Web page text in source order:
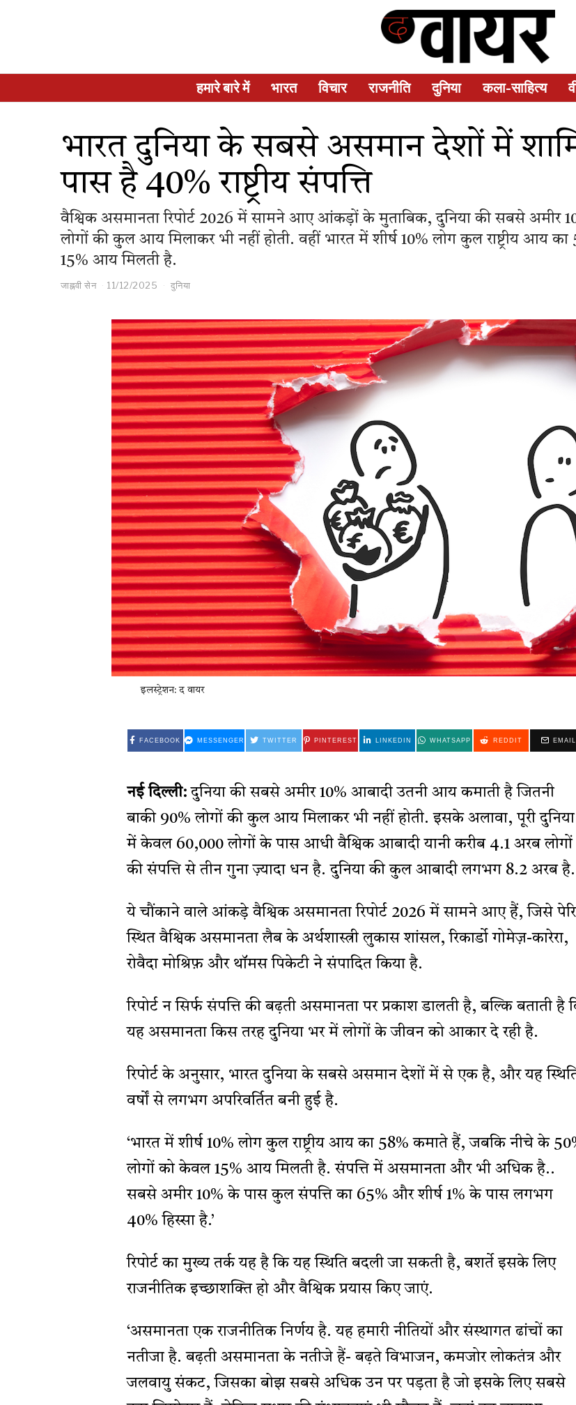
हमारे बारे में भारत विचार राजनीति दुनिया कला-साहित्य
भारत दुनिया के सबसे असमान देशों में
पास है 40% राष्ट्रीय संपत्ति
वैश्विक असमानता रिपोर्ट 2026 में सामने आए आंकड़ों के मुताबिक, दुनिया की सबसे अमीर
लोगों की कुल आय मिलाकर भी नहीं होती. वहीं भारत में शीर्ष 10% लोग कुल राष्ट्रीय
15% आय मिलती है.
जाह्नवी सेन 11/12/2025 दुनिया
इलस्ट्रेशन: द वायर
FACEBOOK MESSENGER TWITTER PINTEREST LINKEDIN WHATSAPP REDDIT EMAIL
नई दिल्ली:दुनिया की सबसे अमीर 10% आबादी उतनी आय कमाती है जितनी
बाकी 90% लोगों की कुल आय मिलाकर भी नहीं होती. इसके अलावा, पूरी दुनिया
में केवल 60,000 लोगों के पास आधी वैश्विक आबादी यानी करीब 4.1 अरब लोगों
की संपत्ति से तीन गुना ज़्यादा धन है. दुनिया की कुल आबादी लगभग 8.2 अरब है.
ये चौंकाने वाले आंकड़े वैश्विक असमानता रिपोर्ट 2026 में सामने आए हैं, जिसे
स्थित वैश्विक असमानता लैब के अर्थशास्त्री लुकास शांसल, रिकार्डो गोमेज़-कारेरा,
रोवैदा मोश्रिफ़ और थॉमस पिकेटी ने संपादित किया है.
रिपोर्ट न सिर्फ संपत्ति की बढ़ती असमानता पर प्रकाश डालती है, बल्कि बताती है
यह असमानता किस तरह दुनिया भर में लोगों के जीवन को आकार दे रही है.
रिपोर्ट के अनुसार, भारत दुनिया के सबसे असमान देशों में से एक है, और यह
वर्षों से लगभग अपरिवर्तित बनी हुई है.
‘भारत में शीर्ष 10% लोग कुल राष्ट्रीय आय का 58% कमाते हैं, जबकि नीचे के
लोगों को केवल 15% आय मिलती है. संपत्ति में असमानता और भी अधिक है..
सबसे अमीर 10% के पास कुल संपत्ति का 65% और शीर्ष 1% के पास लगभग
40% हिस्सा है.’
रिपोर्ट का मुख्य तर्क यह है कि यह स्थिति बदली जा सकती है, बशर्ते इसके लिए
राजनीतिक इच्छाशक्ति हो और वैश्विक प्रयास किए जाएं.
‘असमानता एक राजनीतिक निर्णय है. यह हमारी नीतियों और संस्थागत ढांचों का
नतीजा है. बढ़ती असमानता के नतीजे हैं- बढ़ते विभाजन, कमजोर लोकतंत्र और
जलवायु संकट, जिसका बोझ सबसे अधिक उन पर पड़ता है जो इसके लिए सबसे